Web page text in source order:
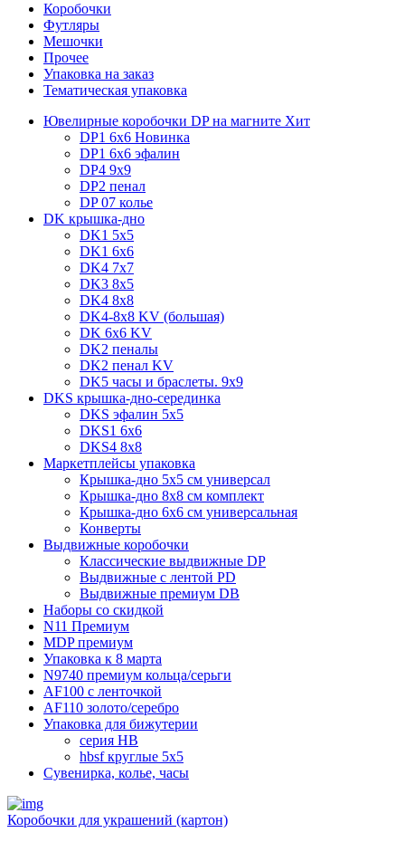
Коробочки
Футляры
Мешочки
Прочее
Упаковка на заказ
Тематическая упаковка
Ювелирные коробочки DP на магните Хит
DP1 6x6 Новинка
DP1 6x6 эфалин
DP4 9x9
DP2 пенал
DP 07 колье
DK крышка-дно
DK1 5x5
DK1 6x6
DK4 7х7
DK3 8x5
DK4 8x8
DK4-8x8 KV (большая)
DK 6х6 KV
DK2 пеналы
DK2 пенал KV
DK5 часы и браслеты. 9x9
DKS крышка-дно-серединка
DKS эфалин 5x5
DKS1 6x6
DKS4 8x8
Маркетплейсы упаковка
Крышка-дно 5x5 см универсал
Крышка-дно 8x8 см комплект
Крышка-дно 6x6 см универсальная
Конверты
Выдвижные коробочки
Классические выдвижные DP
Выдвижные с лентой PD
Выдвижные премиум DB
Наборы со скидкой
N11 Премиум
MDP премиум
Упаковка к 8 марта
N9740 премиум кольца/серьги
AF100 с ленточкой
AF110 золото/серебро
Упаковка для бижутерии
серия HB
hbsf круглые 5x5
Сувенирка, колье, часы
Коробочки для украшений (картон)